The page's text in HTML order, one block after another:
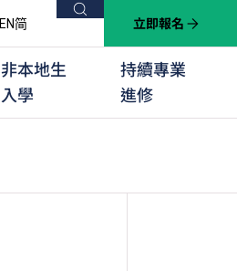
EN简 搜尋 立即報名
非本地生
入學
持續專業
進修